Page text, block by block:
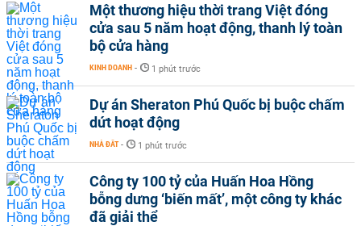
Một thương hiệu thời trang Việt đóng
cửa sau 5 năm hoạt động, thanh lý toàn
bộ cửa hàng
KINH DOANH - 1 phút trước
Dự án Sheraton Phú Quốc bị buộc chấm
dứt hoạt động
NHÀ ĐẤT - 1 phút trước
Công ty 100 tỷ của Huấn Hoa Hồng
bỗng dưng ‘biến mất’, một công ty khác
đã giải thể